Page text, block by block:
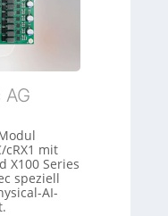
cRX1 mit
X100 Series
speziell
AI-